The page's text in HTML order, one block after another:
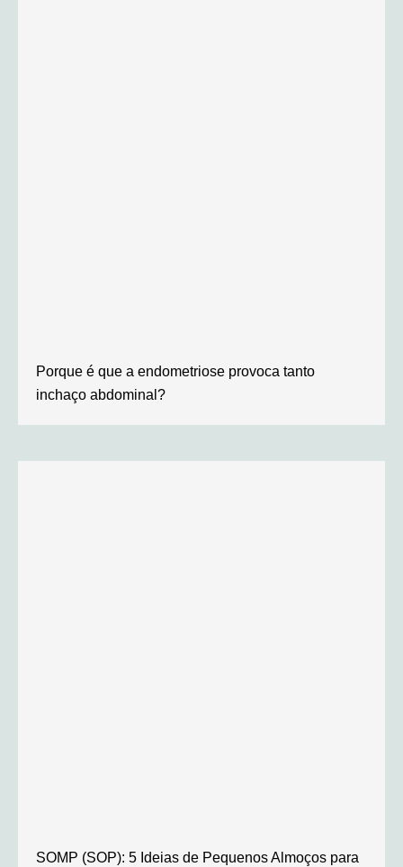
Porque é que a endometriose provoca tanto
inchaço abdominal?
SOMP (SOP): 5 Ideias de Pequenos Almoços para